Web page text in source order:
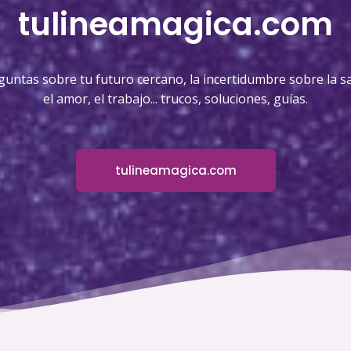
tulineamagica.com
sobre tu futuro cercano, la incertidumbre sobre la
el amor, el trabajo... trucos, soluciones, guías.
tulineamagica.com